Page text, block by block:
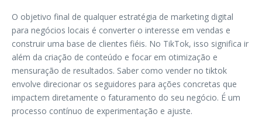
O objetivo final de qualquer estratégia de marketing digital
para negócios locais é converter o interesse em vendas e
construir uma base de clientes fiéis. No TikTok, isso significa ir
além da criação de conteúdo e focar em otimização e
mensuração de resultados. Saber como vender no tiktok
envolve direcionar os seguidores para ações concretas que
impactem diretamente o faturamento do seu negócio. É um
processo contínuo de experimentação e ajuste.